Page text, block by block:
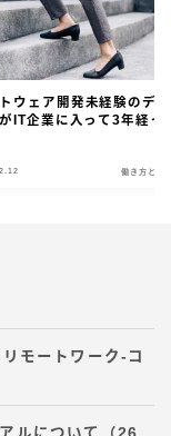
ウェア開発未経験のデ
IT企業に入って3年経っ
働き方と仕
モートワーク-コ